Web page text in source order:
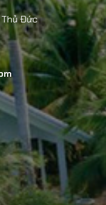
Thủ Đức